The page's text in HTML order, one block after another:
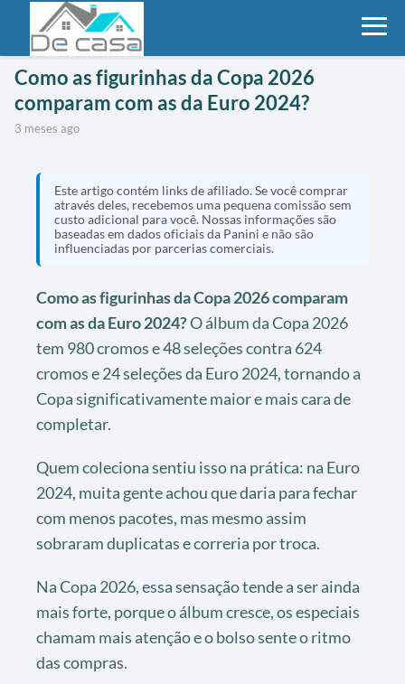
Como as figurinhas da Copa 2026
comparam com as da Euro 2024?
3 meses ago
Este artigo contém links de afiliado. Se você comprar
através deles, recebemos uma pequena comissão sem
custo adicional para você. Nossas informações são
baseadas em dados oficiais da Panini e não são
influenciadas por parcerias comerciais.
Como as figurinhas da Copa 2026 comparam
com as da Euro 2024?O álbum da Copa 2026
tem 980 cromos e 48 seleções contra 624
cromos e 24 seleções da Euro 2024, tornando a
Copa significativamente maior e mais cara de
completar.
Quem coleciona sentiu isso na prática: na Euro
2024, muita gente achou que daria para fechar
com menos pacotes, mas mesmo assim
sobraram duplicatas e correria por troca.
Na Copa 2026, essa sensação tende a ser ainda
mais forte, porque o álbum cresce, os especiais
chamam mais atenção e o bolso sente o ritmo
das compras.